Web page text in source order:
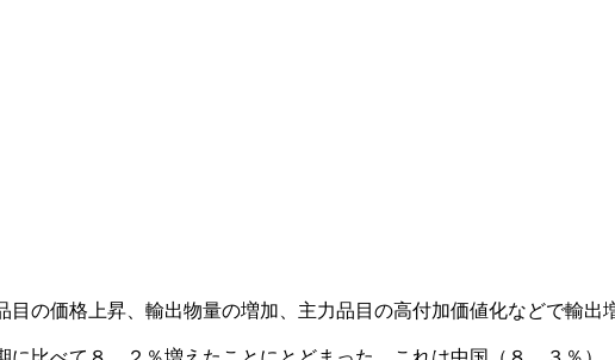
の価格上昇、輸出物量の増加、主力品目の高付加価値化などで輸出